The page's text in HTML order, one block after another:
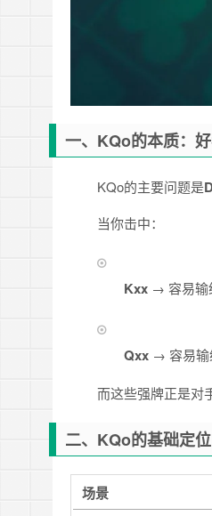
一、KQo的本质：
KQo的主要问题是
当你击中：
Kxx → 容易输
Qxx → 容易输
而这些强牌正是对
二、KQo的基础定
场景